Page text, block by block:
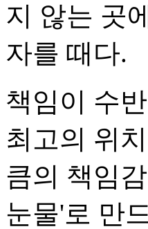
지 않는 곳
자를 때다.
책임이 수
최고의 위
큼의 책임
눈물'로 만